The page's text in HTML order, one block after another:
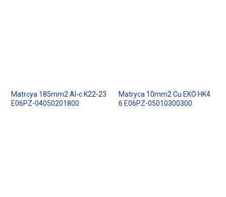
Matrcya 185mm2 Al-c K22-23
E06PZ-04050201800
Matryca 10mm2 Cu EKO HK4
6 E06PZ-05010300300